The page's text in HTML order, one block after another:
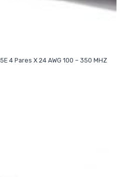
4 Pares X 24 AWG 100 – 350 MHZ